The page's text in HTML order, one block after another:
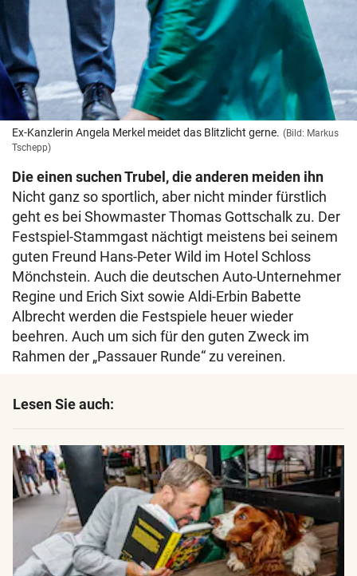
Ex-Kanzlerin Angela Merkel meidet das Blitzlicht gerne. (Bild: Markus
Tschepp)
Die einen suchen Trubel, die anderen meiden ihn
Nicht ganz so sportlich, aber nicht minder fürstlich
geht es bei Showmaster Thomas Gottschalk zu. Der
Festspiel-Stammgast nächtigt meistens bei seinem
guten Freund Hans-Peter Wild im Hotel Schloss
Mönchstein. Auch die deutschen Auto-Unternehmer
Regine und Erich Sixt sowie Aldi-Erbin Babette
Albrecht werden die Festspiele heuer wieder
beehren. Auch um sich für den guten Zweck im
Rahmen der „Passauer Runde“ zu vereinen.
Lesen Sie auch: